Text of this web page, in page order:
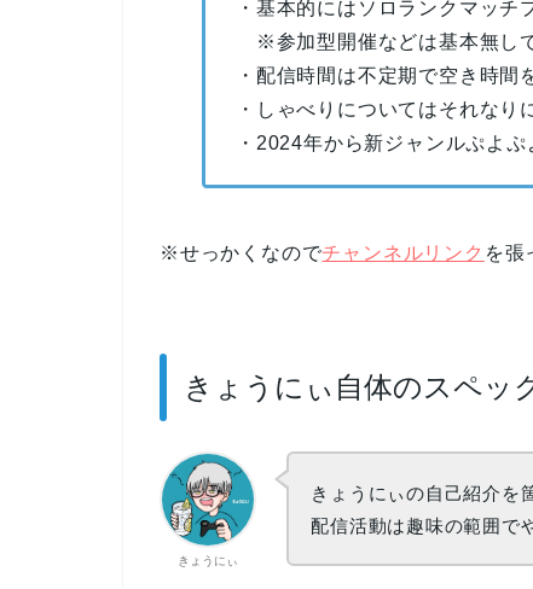
・基本的にはソロランクマッチ
※参加型開催などは基本無し
・配信時間は不定期で空き時
・しゃべりについてはそれな
・2024年から新ジャンルぷよぷ
※せっかくなのでチャンネルリンク を張
きょうにぃ自体のスペッ
きょうにぃ
きょうにぃの自己紹介を
配信活動は趣味の範囲で